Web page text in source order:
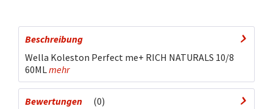
Beschreibung
Wella Koleston Perfect me+ RICH NATURALS 10/8
60ML mehr
Bewertungen
0